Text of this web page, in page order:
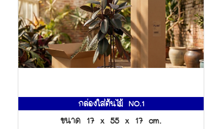
กล่องใส่ต้นไม้ NO.1
ขนาด 17 x 55 x 17 cm.